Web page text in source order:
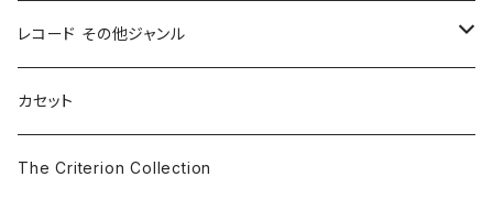
ホラー/スリラー
SF
ドラマ/ロマンス
レコード その他ジャンル
Rock & Pop
The Smiths
Classical
カセット
The Criterion Collection